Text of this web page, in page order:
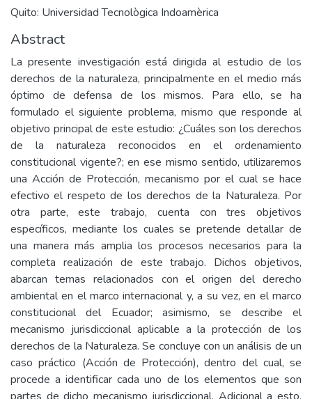
Quito: Universidad Tecnològica Indoamèrica
Abstract
La presente investigación está dirigida al estudio de los
derechos de la naturaleza, principalmente en el medio más
óptimo de defensa de los mismos. Para ello, se ha
formulado el siguiente problema, mismo que responde al
objetivo principal de este estudio: ¿Cuáles son los derechos
de la naturaleza reconocidos en el ordenamiento
constitucional vigente?; en ese mismo sentido, utilizaremos
una Acción de Protección, mecanismo por el cual se hace
efectivo el respeto de los derechos de la Naturaleza. Por
otra parte, este trabajo, cuenta con tres objetivos
específicos, mediante los cuales se pretende detallar de
una manera más amplia los procesos necesarios para la
completa realización de este trabajo. Dichos objetivos,
abarcan temas relacionados con el origen del derecho
ambiental en el marco internacional y, a su vez, en el marco
constitucional del Ecuador; asimismo, se describe el
mecanismo jurisdiccional aplicable a la protección de los
derechos de la Naturaleza. Se concluye con un análisis de un
caso práctico (Acción de Protección), dentro del cual, se
procede a identificar cada uno de los elementos que son